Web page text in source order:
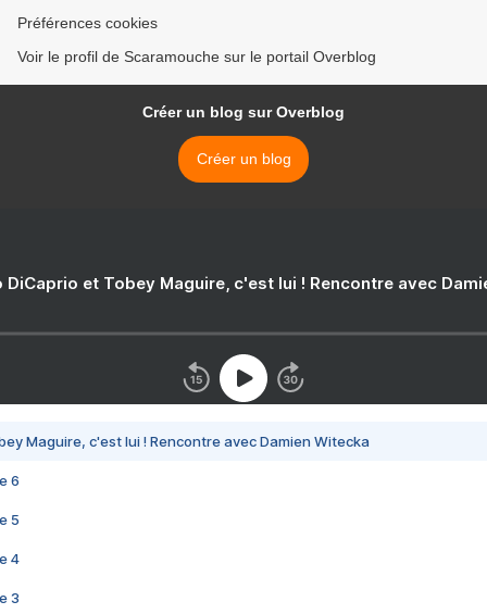
Préférences cookies
Voir le profil de Scaramouche sur le portail Overblog
Créer un blog sur Overblog
Créer un blog
DiCaprio et Tobey Maguire, c'est lui ! Rencontre avec
Maguire, c'est lui ! Rencontre avec Damien Witecka
6
5
4
3